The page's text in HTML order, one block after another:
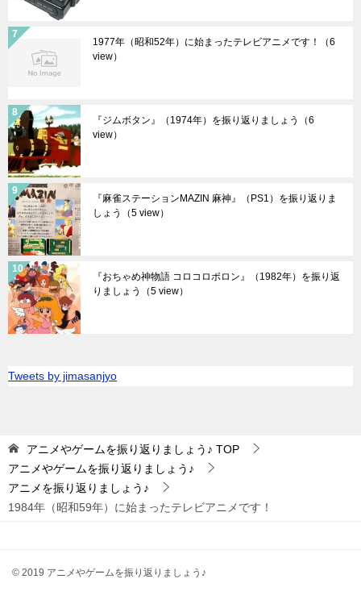
1977年（昭和52年）に始まったテレビアニメです！
（6
view）
『ジムボタン』（1974年）を振り返りましょう
（6
view）
『麻雀ステーションMAZIN 麻神』（PS1）を振り返りま
しょう
（5 view）
『おちゃめ神物語 コロコロポロン』（1982年）を振り返
りましょう
（5 view）
Tweets by jimasanjyo
アニメやゲームを振り返りましょう♪ TOP
アニメやゲームを振り返りましょう♪
アニメを振り返りましょう♪
1984年（昭和59年）に始まったテレビアニメです！
© 2019 アニメやゲームを振り返りましょう♪